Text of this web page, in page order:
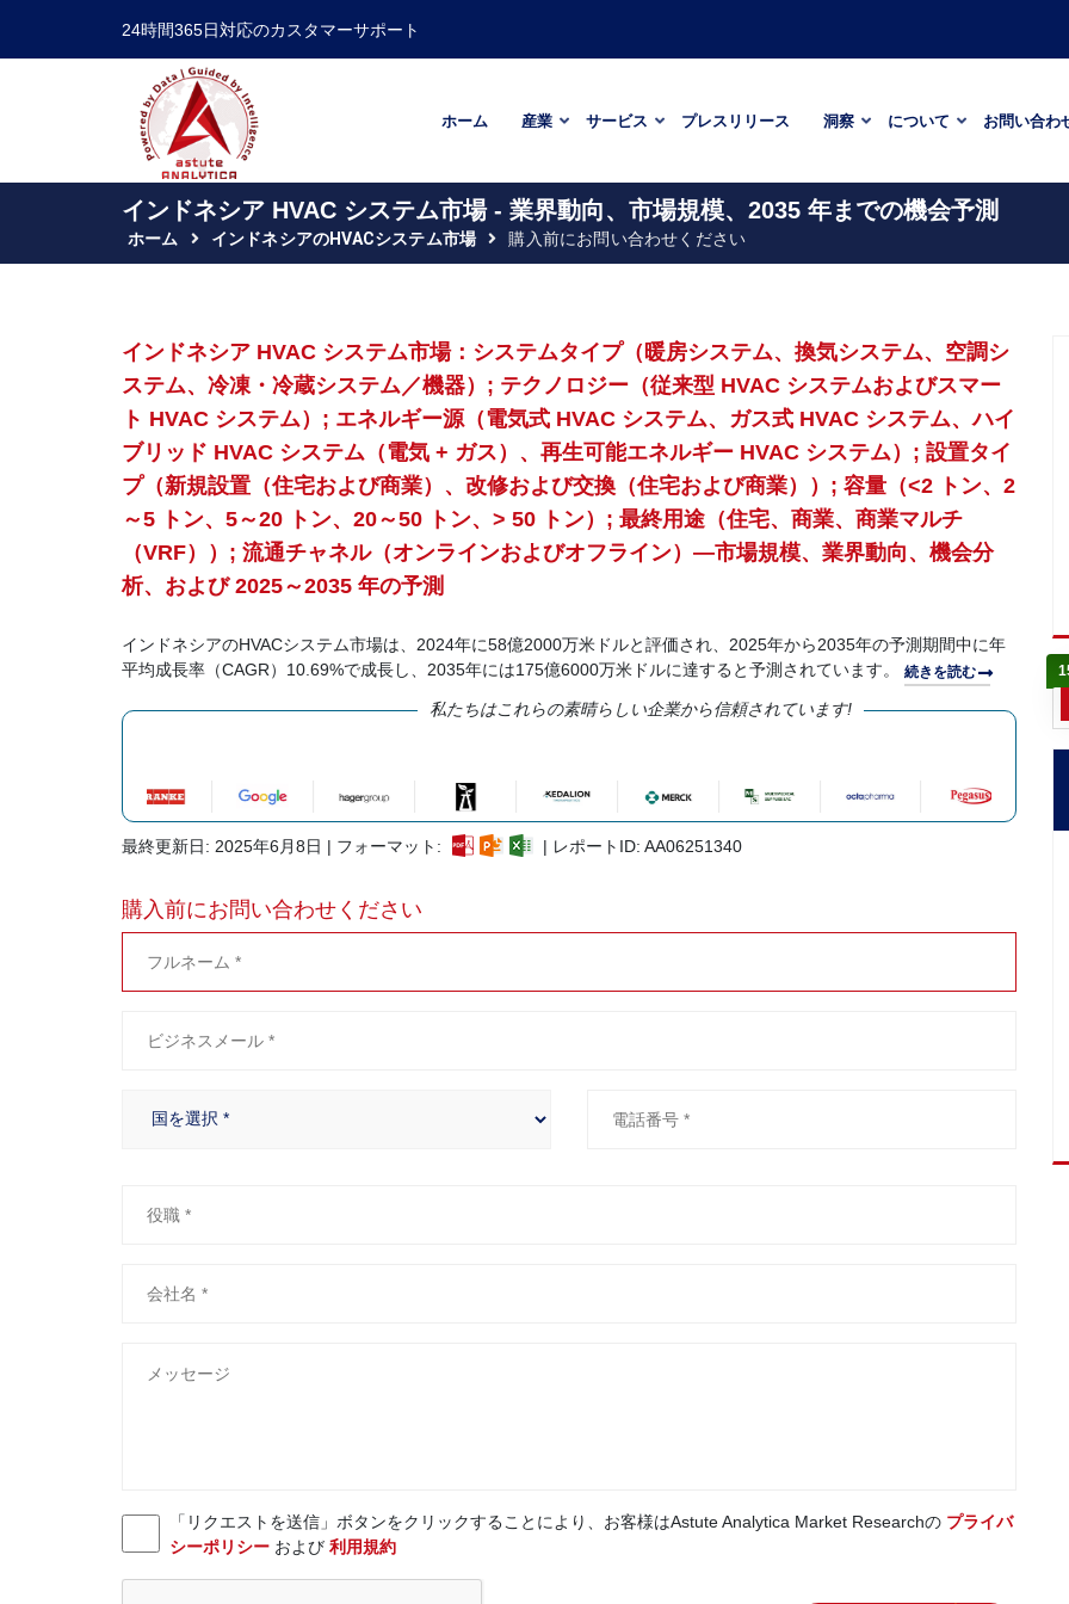
24時間365日対応のカスタマーサポート
ホーム 産業 サービス プレスリリース 洞察 について お問い合わ
インドネシア HVAC システム市場 - 業界動向、市場規模、2035 年までの機会予測
ホーム インドネシアのHVACシステム市場 購入前にお問い合わせください
インドネシア HVAC システム市場：システムタイプ（暖房システム、換気システム、空調シ
ステム、冷凍・冷蔵システム／機器）; テクノロジー（従来型 HVAC システムおよびスマー
ト HVAC システム）; エネルギー源（電気式 HVAC システム、ガス式 HVAC システム、ハイ
ブリッド HVAC システム（電気 + ガス）、再生可能エネルギー HVAC システム）; 設置タイ
プ（新規設置（住宅および商業）、改修および交換（住宅および商業））; 容量（<2 トン、2
～5 トン、5～20 トン、20～50 トン、> 50 トン）; 最終用途（住宅、商業、商業マルチ
（VRF））; 流通チャネル（オンラインおよびオフライン）—市場規模、業界動向、機会分
析、および 2025～2035 年の予測
インドネシアのHVACシステム市場は、2024年に58億2000万米ドルと評価され、2025年から2035年の予測期間中に年
平均成長率（CAGR）10.69%で成長し、2035年には175億6000万米ドルに達すると予測されています。 続きを読む
私たちはこれらの素晴らしい企業から信頼されています!
最終更新日: 2025年6月8日 | フォーマット: | レポートID: AA06251340
購入前にお問い合わせください
「リクエストを送信」ボタンをクリックすることにより、お客様はAstute Analytica Market Researchの プライバ
シーポリシーおよび 利用規約